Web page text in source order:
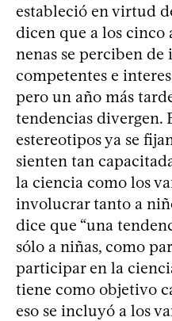
estableció en virtud
dicen que a los cinco
nenas se perciben de
competentes e
pero un año más
tendencias divergen.
estereotipos ya se
sienten tan
la ciencia como los
involucrar tanto a
dice que “una
sólo a niñas, como
participar en la
tiene como objetivo
eso se incluyó a los